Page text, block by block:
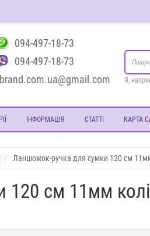
094-497-18-73
094-497-18-73
Я,
ІНФОРМАЦІЯ СТАТТІ КАРТА
Ланцюжок-ручка для сумки 120 см
см 11мм